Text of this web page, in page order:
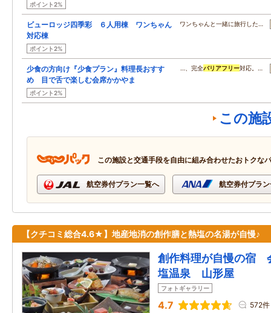
ポイント2%
ビューロッジ四季彩 ６人用棟 ワンちゃん
対応棟
ポイント2%
ワンちゃんと一緒に旅行した…
少食の方向け『少食プラン』料理長おすす
め 目で舌で楽しむ会席かかやま
ポイント2%
…、完全バリアフリー対応。…
この施
この施設と交通手段を自由に組み合わせたおトクな
航空券付プラン一覧へ 航空券付プラ
【クチコミ総合4.6★】地産地消の創作膳と熱塩の名湯が自慢♪
創作料理が自慢の
塩温泉 山形屋
フォトギャラリー
4.7 572件